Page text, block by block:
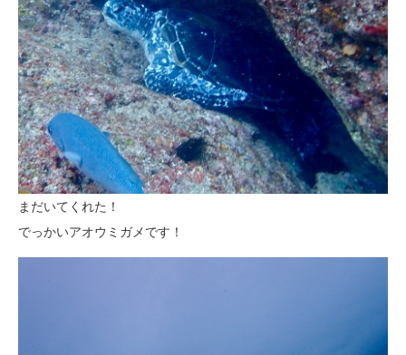
まだいてくれた！
でっかいアオウミガメです！